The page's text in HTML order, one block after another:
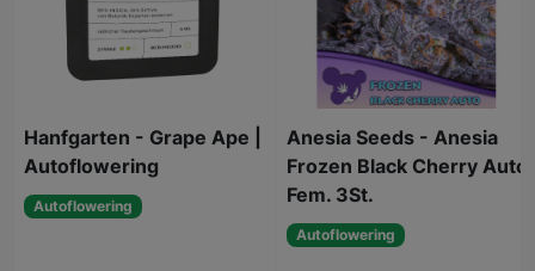
Hanfgarten - Grape Ape |
Autoflowering
Autoflowering
Anesia Seeds - Anesia
Frozen Black Cherry Auto
Fem. 3St.
Autoflowering